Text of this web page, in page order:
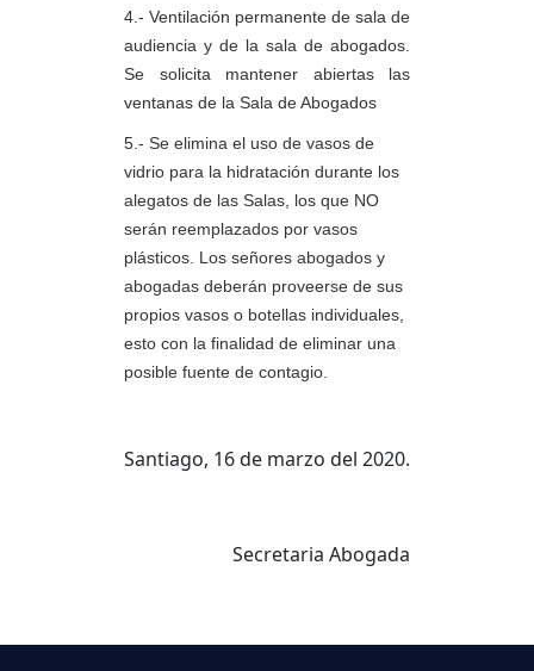
4.- Ventilación permanente de sala de
audiencia y de la sala de abogados.
Se solicita mantener abiertas las
ventanas de la Sala de Abogados
5.- Se elimina el uso de vasos de
vidrio para la hidratación durante los
alegatos de las Salas, los que NO
serán reemplazados por vasos
plásticos. Los señores abogados y
abogadas deberán proveerse de sus
propios vasos o botellas individuales,
esto con la finalidad de eliminar una
posible fuente de contagio.
Santiago, 16 de marzo del 2020.
Secretaria Abogada